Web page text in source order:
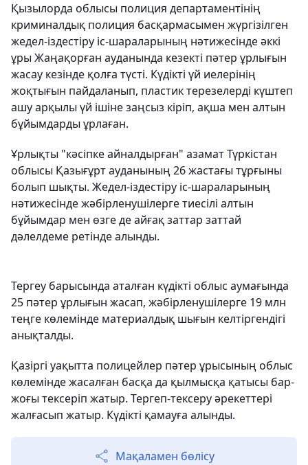
Қызылорда облысы полиция департаментінің
криминалдық полиция басқармасымен жүргізілген
жедел-іздестіру іс-шараларының нәтижесінде әккі
ұры Жаңақорған ауданында кезекті пәтер ұрлығын
жасау кезінде қолға түсті. Күдікті үй иелерінің
жоқтығын пайдаланып, пластик терезелерді күштеп
ашу арқылы үй ішіне заңсыз кіріп, ақша мен алтын
бұйымдарды ұрлаған.
Ұрлықты "кәсіпке айналдырған" азамат Түркістан
облысы Қазығұрт ауданының 26 жастағы тұрғыны
болып шықты. Жедел-іздестіру іс-шараларының
нәтижесінде жәбірленушілерге тиесілі алтын
бұйымдар мен өзге де айғақ заттар заттай
дәлелдеме ретінде алынды.
Тергеу барысында аталған күдікті облыс аумағында
25 пәтер ұрлығын жасап, жәбірленушілерге 19 млн
теңге көлемінде материалдық шығын келтіргендігі
анықталды.
Қазіргі уақытта полицейлер пәтер ұрысының облыс
көлемінде жасалған басқа да қылмысқа қатысы бар-
жоғы тексеріп жатыр. Тергеп-тексеру әрекеттері
жалғасып жатыр. Күдікті қамауға алынды.
Мақаламен бөлісу